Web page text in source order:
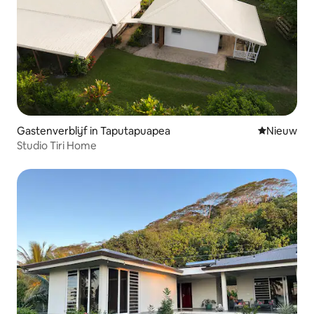
Gastenverblijf in Taputapuapea Nieuwe
Nieuw
Studio Tiri Home